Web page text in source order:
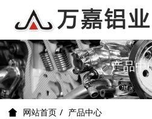
产品中
网站首页 产品中心